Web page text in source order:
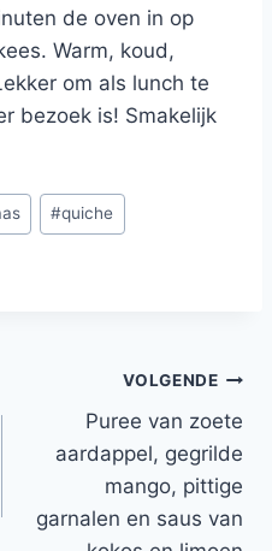
de oven in op
Warm, koud,
om als lunch te
bezoek is! Smakelijk
#quiche
VOLGENDE
Puree van zoete
aardappel, gegrilde
mango, pittige
garnalen en saus van